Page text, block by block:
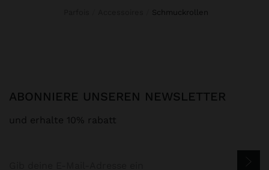
schmuckrollen
ABONNIERE UNSEREN NEWSLETTER
und erhalte 10% rabatt